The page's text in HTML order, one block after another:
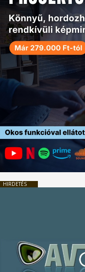
HIRDETÉS